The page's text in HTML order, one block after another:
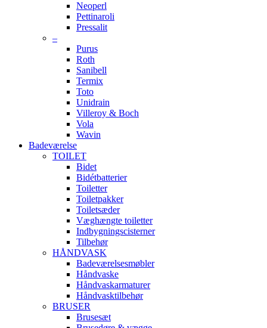
Neoperl
Pettinaroli
Pressalit
–
Purus
Roth
Sanibell
Termix
Toto
Unidrain
Villeroy & Boch
Vola
Wavin
Badeværelse
TOILET
Bidet
Bidétbatterier
Toiletter
Toiletpakker
Toiletsæder
Væghængte toiletter
Indbygningscisterner
Tilbehør
HÅNDVASK
Badeværelsesmøbler
Håndvaske
Håndvaskarmaturer
Håndvasktilbehør
BRUSER
Brusesæt